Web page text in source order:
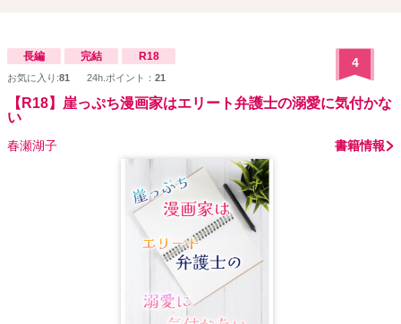
でもお楽しみいただけます）＾＾ 2019/01/31 連載開始
等で更新があがるかもしれません。
長編 完結 R18
お気に入り:81 24h.ポイント： 21
4
【R18】崖っぷち漫画家はエリート弁護士の溺愛に気付かな
い
春瀬湖子 書籍情報